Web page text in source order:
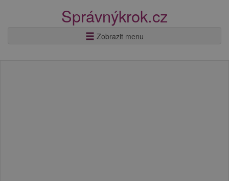
Správnýkrok.cz
Zobrazit menu